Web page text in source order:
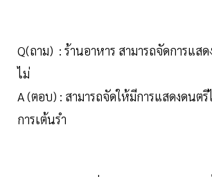
Q(ถาม) : ร้านอาหาร สามารถจัดการแส
ไม่
A (ตอบ) : สามารถจัดให้มีการแสดงดนต
การเต้นรำ